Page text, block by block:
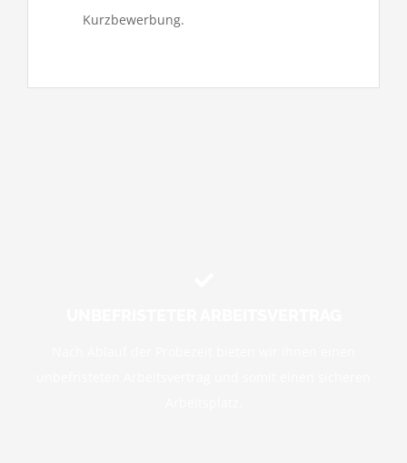
Kurzbewerbung.